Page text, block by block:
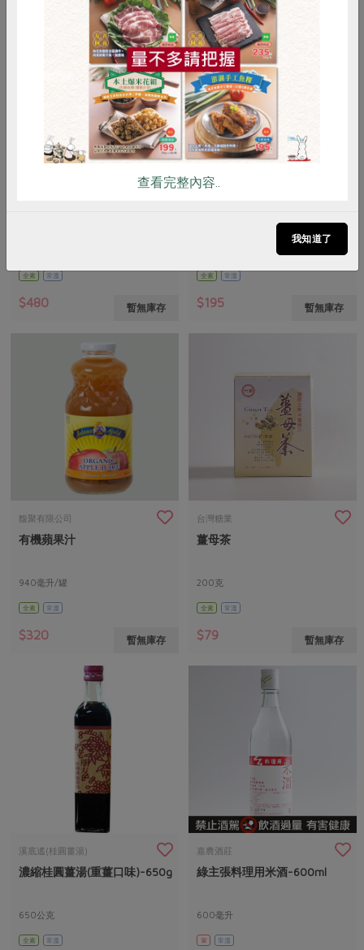
有限責任台北市智立勞動合作社
全素 常溫
$480 暫無庫存
有限責任台北市智立勞動合作社
全素 常溫
$195 暫無庫存
馥聚有限公司
有機蘋果汁
940毫升/罐
全素 常溫
$320 暫無庫存
台灣糖業
薑母茶
200克
(每包20公克*10包)
全素 常溫
$79 暫無庫存
溪底遙(桂圓薑湯)
濃縮桂圓薑湯(重薑口味)-650g
650公克
全素 常溫
嘉農酒莊
綠主張料理用米酒-600ml
600毫升
葷 常溫
RPET 食譜 減硝酸鹽
雞蛋 食安 共同購買
查看完整內容..
我知道了